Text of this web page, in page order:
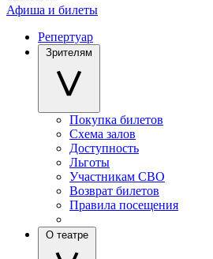
Афиша и билеты
Репертуар
Зрителям
Покупка билетов
Схема залов
Доступность
Льготы
Участникам СВО
Возврат билетов
Правила посещения
О театре